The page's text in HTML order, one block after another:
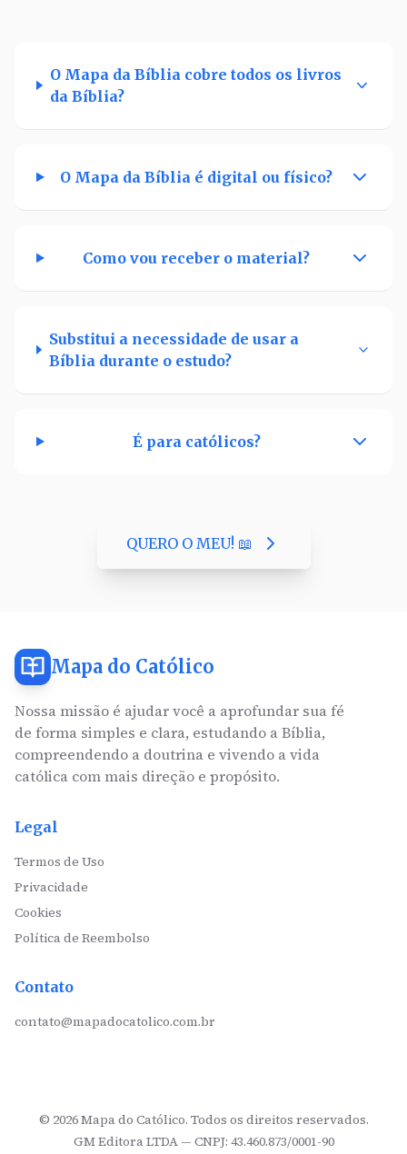
O Mapa da Bíblia cobre todos os livros
da Bíblia?
O Mapa da Bíblia é digital ou físico?
Como vou receber o material?
Substitui a necessidade de usar a
Bíblia durante o estudo?
É para católicos?
QUERO O MEU! 📖
Mapa do Católico
Nossa missão é ajudar você a aprofundar sua fé
de forma simples e clara, estudando a Bíblia,
compreendendo a doutrina e vivendo a vida
católica com mais direção e propósito.
Legal
Termos de Uso
Privacidade
Cookies
Política de Reembolso
Contato
contato@mapadocatolico.com.br
© 2026Mapa do Católico. Todos os direitos reservados.
GM Editora LTDA — CNPJ: 43.460.873/0001-90